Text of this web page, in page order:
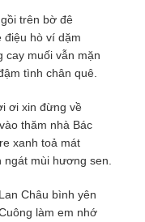
trên bờ đê
điệu hò ví dặm
cay muối vẫn mặn
tình chân quê.
ơi xin đừng về
thăm nhà Bác
xanh toả mát
ngát mùi hương sen.
Châu bình yên
làm em nhớ